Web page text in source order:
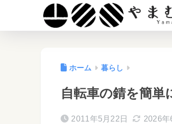
ホーム 暮らし
自転車の錆を簡単
2011年5月22日 2026年